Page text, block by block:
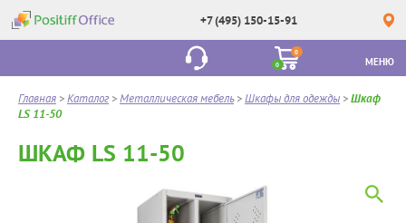
+7 (495) 150-15-91
0
0
МЕНЮ
Главная >Каталог >Металлическая мебель>Шкафы для одежды >Шкаф
LS 11-50
ШКАФ LS 11-50